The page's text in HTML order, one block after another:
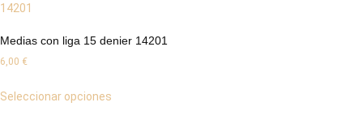
Medias con liga 15 denier 14201
6,00 €
Seleccionar opciones